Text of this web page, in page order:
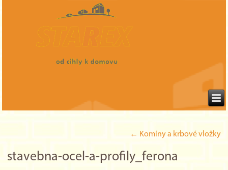
← Komíny a krbové vložky
stavebna-ocel-a-profily_ferona